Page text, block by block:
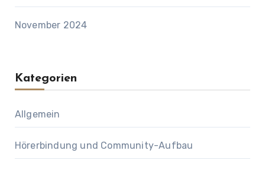
November 2024
Kategorien
Allgemein
Hörerbindung und Community-Aufbau